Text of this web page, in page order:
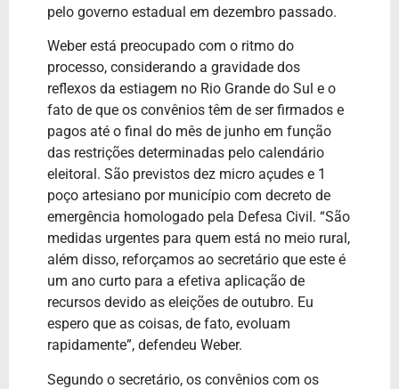
pelo governo estadual em dezembro passado.
Weber está preocupado com o ritmo do
processo, considerando a gravidade dos
reflexos da estiagem no Rio Grande do Sul e o
fato de que os convênios têm de ser firmados e
pagos até o final do mês de junho em função
das restrições determinadas pelo calendário
eleitoral. São previstos dez micro açudes e 1
poço artesiano por município com decreto de
emergência homologado pela Defesa Civil. “São
medidas urgentes para quem está no meio rural,
além disso, reforçamos ao secretário que este é
um ano curto para a efetiva aplicação de
recursos devido as eleições de outubro. Eu
espero que as coisas, de fato, evoluam
rapidamente”, defendeu Weber.
Segundo o secretário, os convênios com os